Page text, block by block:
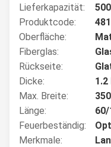
Lieferkapazität:
Produktcode:
Oberfläche:
Fiberglas:
Rückseite:
Dicke:
1.2
Max. Breite:
Länge:
Feuerbeständig:
Merkmale: